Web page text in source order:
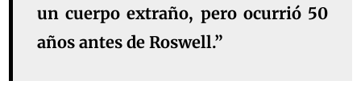
un cuerpo extraño, pero ocurrió 50
años antes de Roswell.”